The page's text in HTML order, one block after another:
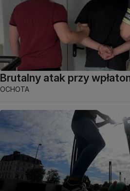
Brutalny atak przy
OCHOTA